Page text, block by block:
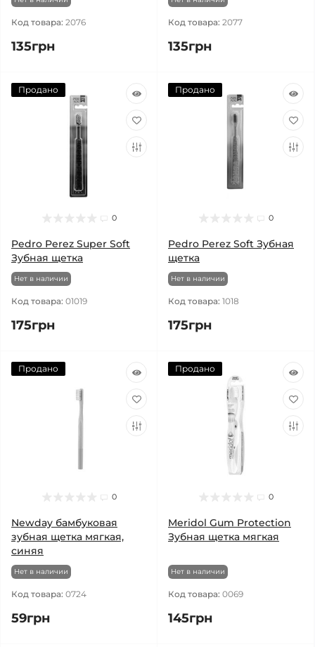
Код товара: 2076
135грн
Код товара: 2077
135грн
Продано
0
Pedro Perez Super Soft
Зубная щетка
Нет в наличии
Код товара: 01019
175грн
Продано
0
Pedro Perez Soft Зубная
щетка
Нет в наличии
Код товара: 1018
175грн
Продано
0
Newday бамбуковая
зубная щетка мягкая,
синяя
Нет в наличии
Код товара: 0724
59грн
Продано
0
Meridol Gum Protection
Зубная щетка мягкая
Нет в наличии
Код товара: 0069
145грн